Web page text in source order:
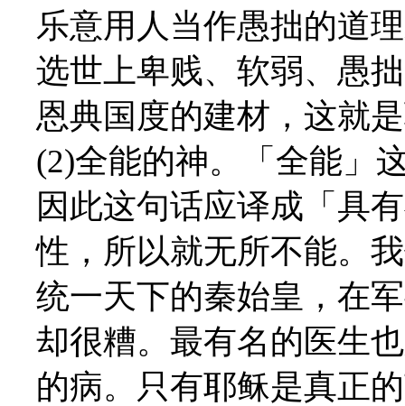
乐意用人当作愚拙的道
选世上卑贱、软弱、愚
恩典国度的建材，这就
(2)全能的神。「全能」
因此这句话应译成「具
性，所以就无所不能。
统一天下的秦始皇，在
却很糟。最有名的医生
的病。只有耶稣是真正